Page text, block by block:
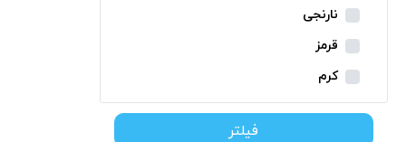
کاپشن شارژی
دیوالت - Dewalt
رونیکس - Ronix
ماکیتا - Makita
متابو - Metabo
نارنجی
قرمز
کرم
سبز
فیلتر